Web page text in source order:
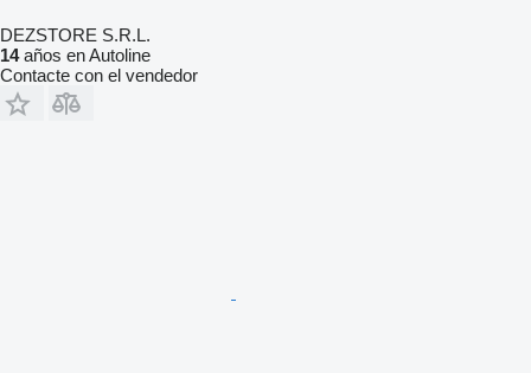
DEZSTORE S.R.L.
14años en Autoline
Contacte con el vendedor